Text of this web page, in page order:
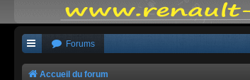
Forums
Accueil du forum